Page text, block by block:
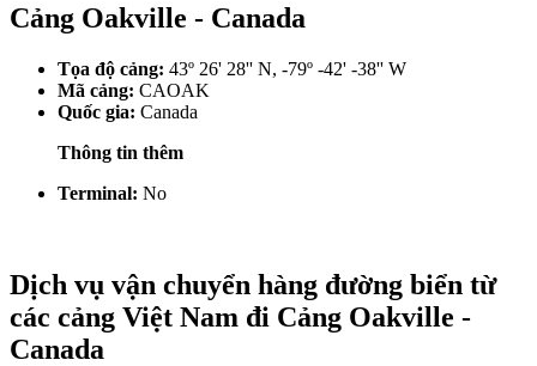
Cảng Oakville - Canada
Tọa độ cảng: 43º 26' 28'' N, -79º -42' -38'' W
Mã cảng: CAOAK
Quốc gia: Canada
Thông tin thêm
Terminal: No
Dịch vụ vận chuyển hàng đường biển từ
các cảng Việt Nam đi Cảng Oakville -
Canada